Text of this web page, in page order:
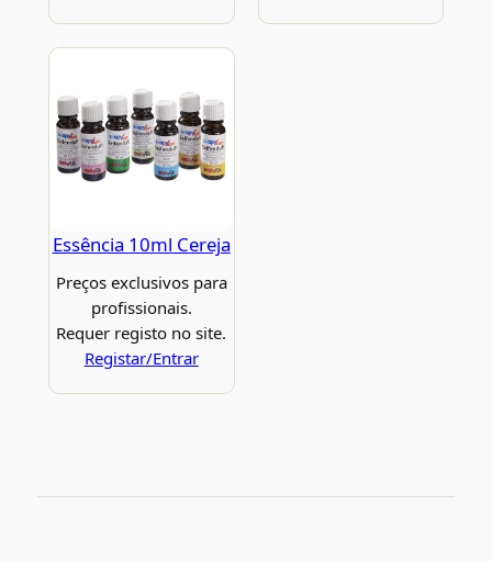
Essência 10ml Cereja
Preços exclusivos para
profissionais.
Requer registo no site.
Registar/Entrar